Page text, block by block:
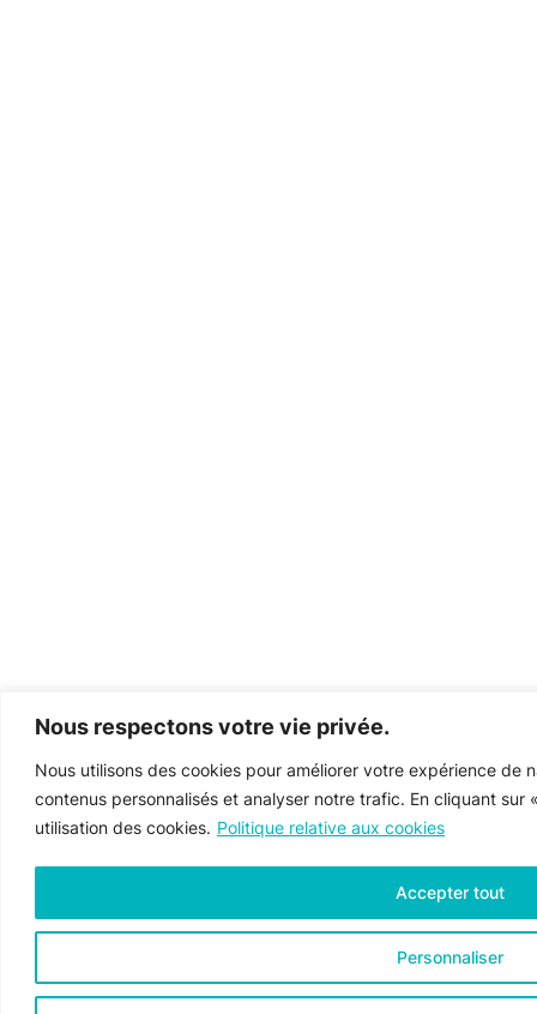
Nous respectons votre vie privée.
Nous utilisons des cookies pour améliorer votre expérience de
contenus personnalisés et analyser notre trafic. En cliquant
utilisation des cookies. Politique relative aux cookies
Personnaliser
Accepter tout